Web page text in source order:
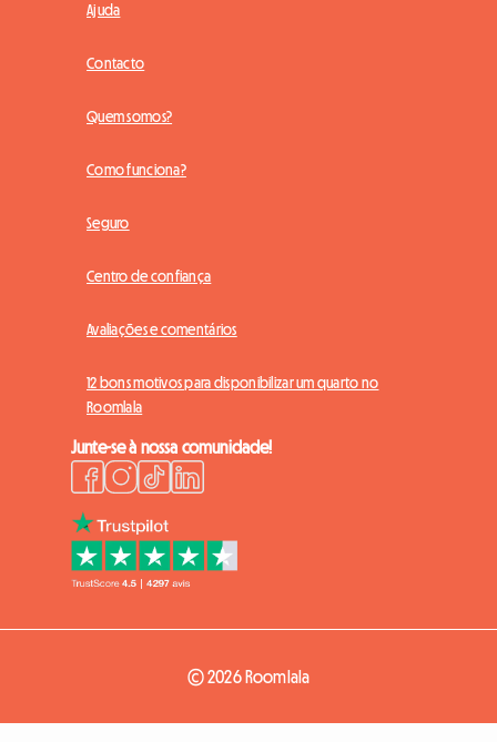
Ajuda
Contacto
Quem somos?
Como funciona?
Seguro
Centro de confiança
Avaliações e comentários
12 bons motivos para disponibilizar um quarto no
Roomlala
Junte-se à nossa comunidade!
© 2026 Roomlala